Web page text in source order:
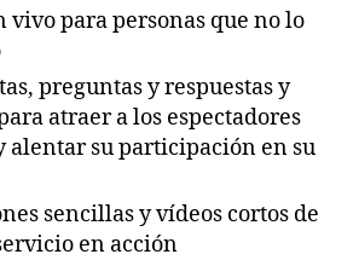
vivo para personas que no lo
preguntas y respuestas y
atraer a los espectadores
alentar su participación en su
sencillas y vídeos cortos de
en acción